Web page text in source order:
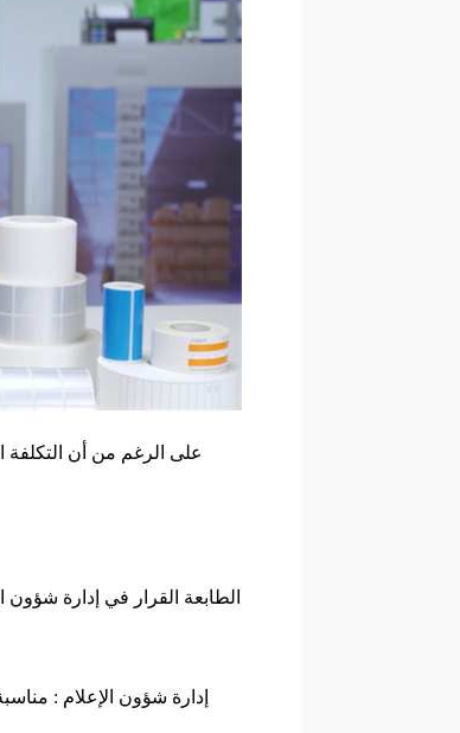
على الرغم من أن التكلفة
الطابعة القرار في إدارة